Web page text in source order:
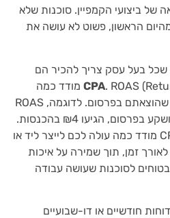
ביצועי הקמפיין. סוכנות שלא
הראשון, פשוט לא עושה את
שכל בעל עסק צריך להכיר הם
CPA . ROAS (Return on Ad Spend) מודד כמה
שקלים הכנסתם על כל שקל שהוצאתם בפרסום. לדוגמה, ROAS
של 4 פירושו שעל כל ₪1 שהושקע בפרסום, הגיעו ₪4 בהכנסות.
CPA (Cost Per Acquisition) מודד כמה עולה לכם לייצר ליד או
מכירה אחת. הורדת ה-CPA לאורך זמן, תוך שמירה על איכות
לסוכנות שעושה עבודה
חודשיים או דו-שבועיים